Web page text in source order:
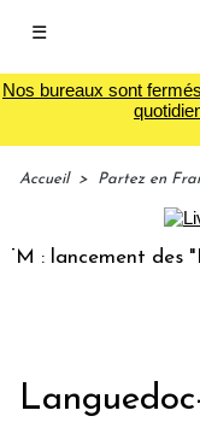
☰
Nos bureaux sont
Accueil > Partez en
lancement des